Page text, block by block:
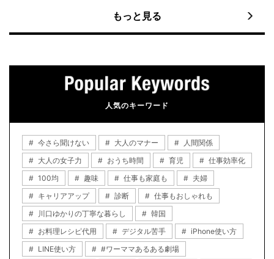
もっと見る
人気のキーワード
今さら聞けない 大人のマナー
人間関係
大人の女子力
おうち時間 育児
仕事効率化
100均
趣味 仕事も家庭も
夫婦
キャリアアップ
診断
仕事もおしゃれも
川口ゆかりの丁寧な暮らし
韓国
お料理レシピ代用
デジタル苦手
iPhone使い方
LINE使い方
#ワーママあるある劇場